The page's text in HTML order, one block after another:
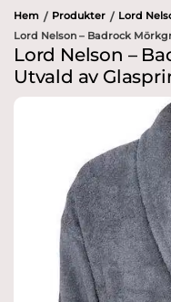
Hem / Produkter / Lord
Lord Nelson – Badrock
Lord Nelson –
Utvald av